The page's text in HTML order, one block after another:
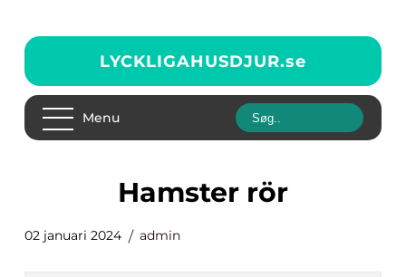
LYCKLIGAHUSDJUR.se
Menu
hamster rör
02 januari 2024 admin